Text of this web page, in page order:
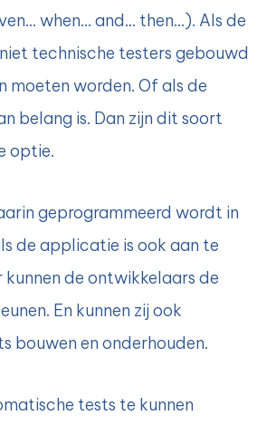
when… and… then…). Als de
technische testers gebouwd
moeten worden. Of als de
belang is. Dan zijn dit soort
optie.
geprogrammeerd wordt in
de applicatie is ook aan te
kunnen de ontwikkelaars de
En kunnen zij ook
bouwen en onderhouden.
tests te kunnen